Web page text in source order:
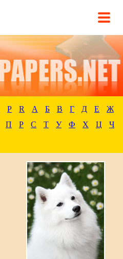
P R А Б В Г Д Е
Ж
П Р С Т У Ф Х Ц
Ч